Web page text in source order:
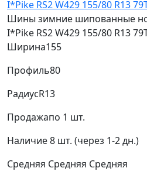
Шины зимние шипованные
I*Pike RS2 W429 155/80 R13
Ширина155
Профиль80
РадиусR13
Продажапо 1 шт.
Наличие8 шт. (через 1-2 дн.)
Средняя Средняя Средняя